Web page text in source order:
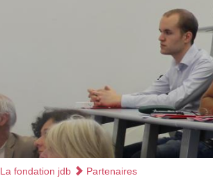
La fondation jdb Partenaires